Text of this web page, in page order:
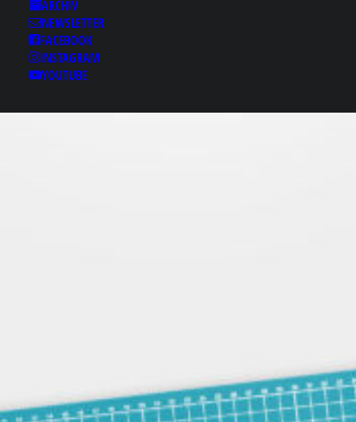
ARCHIV
NEWSLETTER
FACEBOOK
INSTAGRAM
YOUTUBE
otam13。ⓒом 당산출
장홈타이 당산후불출장
당산안마 당산풀싸롱 당